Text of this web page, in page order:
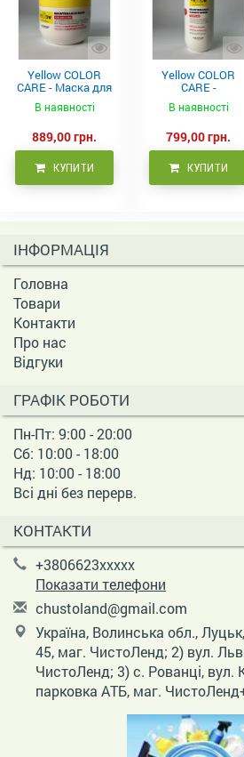
Yellow COLOR
CARE - Маска для
фарбованого
волосся, 500 мл
В наявності
889,00 грн.
КУПИТИ
Yellow COLOR
CARE -
Кондиціонер для
фарбованого
В наявності
799,00 грн.
КУПИТИ
ІНФОРМАЦІЯ
Головна
Товари
Контакти
Про нас
Відгуки
ГРАФІК РОБОТИ
Пн-Пт: 9:00 - 20:00
Сб: 10:00 - 18:00
Нд: 10:00 - 18:00
Всі дні без перерв.
КОНТАКТИ
+3806623xxxxx
Показати телефони
chustoland@gmail.com
Україна, Волинська обл.,
45, маг. ЧистоЛенд; 2) вул.
ЧистоЛенд; 3) с. Рованці, вул.
парковка АТБ, маг.